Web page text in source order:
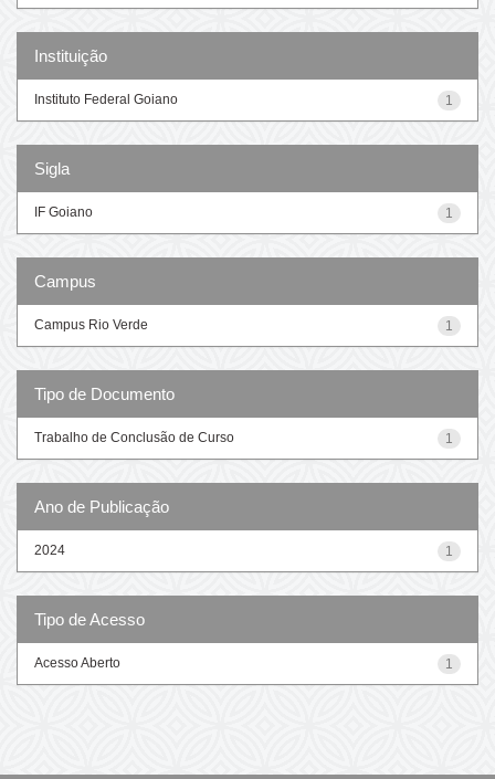
Instituição
1
Instituto Federal Goiano
Sigla
1
IF Goiano
Campus
1
Campus Rio Verde
Tipo de Documento
1
Trabalho de Conclusão de Curso
Ano de Publicação
1
2024
Tipo de Acesso
1
Acesso Aberto